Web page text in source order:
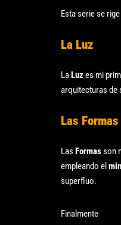
Esta serie se
La Luz
LaLuzes mi
arquitecturas de
Las Formas
Las Formasson
empleando el
superfluo.
Finalmente